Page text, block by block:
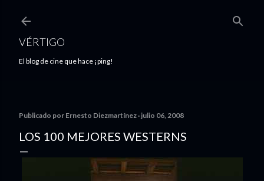
VÉRTIGO
El blog de cine que hace ¡ping!
Publicado por Ernesto Diezmartínez julio 06, 2008
LOS 100 MEJORES WESTERNS